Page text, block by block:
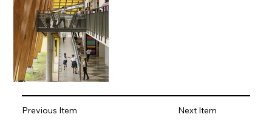
Next Item
Previous Item